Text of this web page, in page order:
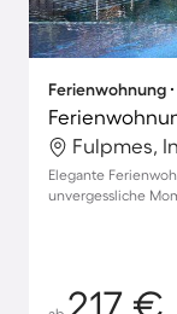
Ferienwohnung
Fulpmes,
Elegante
unvergessliche
217 €